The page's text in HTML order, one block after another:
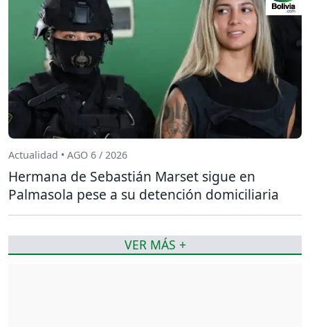
Actualidad • AGO 6 / 2026
Hermana de Sebastián Marset sigue en
Palmasola pese a su detención domiciliaria
VER MÁS +